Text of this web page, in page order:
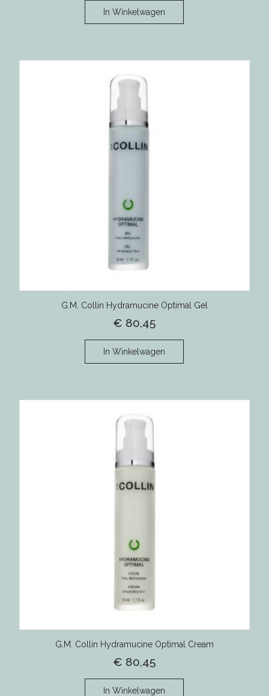
In Winkelwagen
G.M. Collin Hydramucine Optimal Gel
€ 80,45
In Winkelwagen
G.M. Collin Hydramucine Optimal Cream
€ 80,45
In Winkelwagen